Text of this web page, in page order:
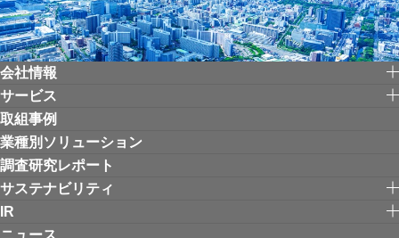
会社情報
サービス
取組事例
業種別ソリューション
調査研究レポート
サステナビリティ
IR
ニュース